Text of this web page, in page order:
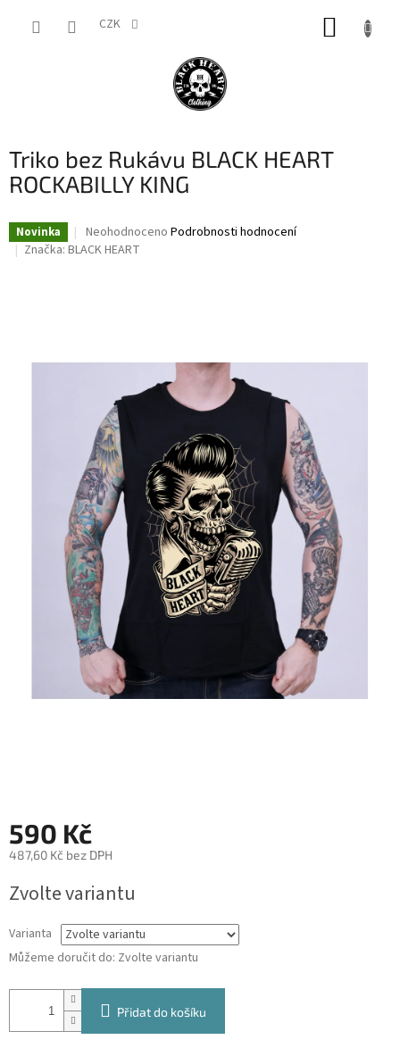
CZK
Triko bez Rukávu BLACK HEART
ROCKABILLY KING
Novinka
Průměrné
hodnocení
Neohodnoceno Podrobnosti hodnocení
Značka: BLACK HEART
590 Kč
487,60 Kč bez DPH
cena:
Zvolte variantu
Varianta
Můžeme doručit do: Zvolte variantu
Přidat do košíku